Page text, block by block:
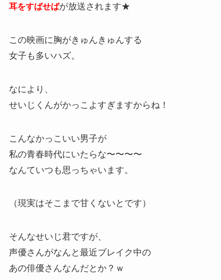
耳をすばせばが放送されます★
この映画に胸がきゅんきゅんする
女子も多いハズ。
なにより、
せいじくんがかっこよすぎますからね！
こんなかっこいい男子が
私の青春時代にいたらな〜〜〜〜
なんていつも思っちゃいます。
（現実はそこまで甘くないとです）
そんなせいじ君ですが、
声優さんがなんと最近ブレイク中の
あの俳優さんなんだとか？ｗ